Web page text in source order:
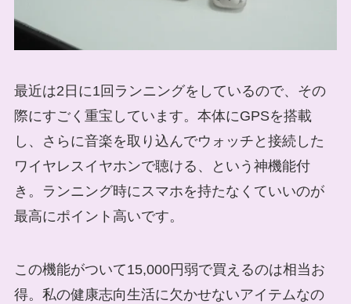
最近は2日に1回ランニングをしているので、その
際にすごく重宝しています。本体にGPSを搭載
し、さらに音楽を取り込んでウォッチと接続した
ワイヤレスイヤホンで聴ける、という神機能付
き。ランニング時にスマホを持たなくていいのが
最高にポイント高いです。
この機能がついて15,000円弱で買えるのは相当お
得。私の健康志向生活に欠かせないアイテムなの